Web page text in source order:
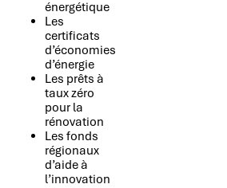
énergétique
Les
certificats
d’économies
d’énergie
Les prêts à
taux zéro
pour la
rénovation
Les fonds
régionaux
d’aide à
l’innovation